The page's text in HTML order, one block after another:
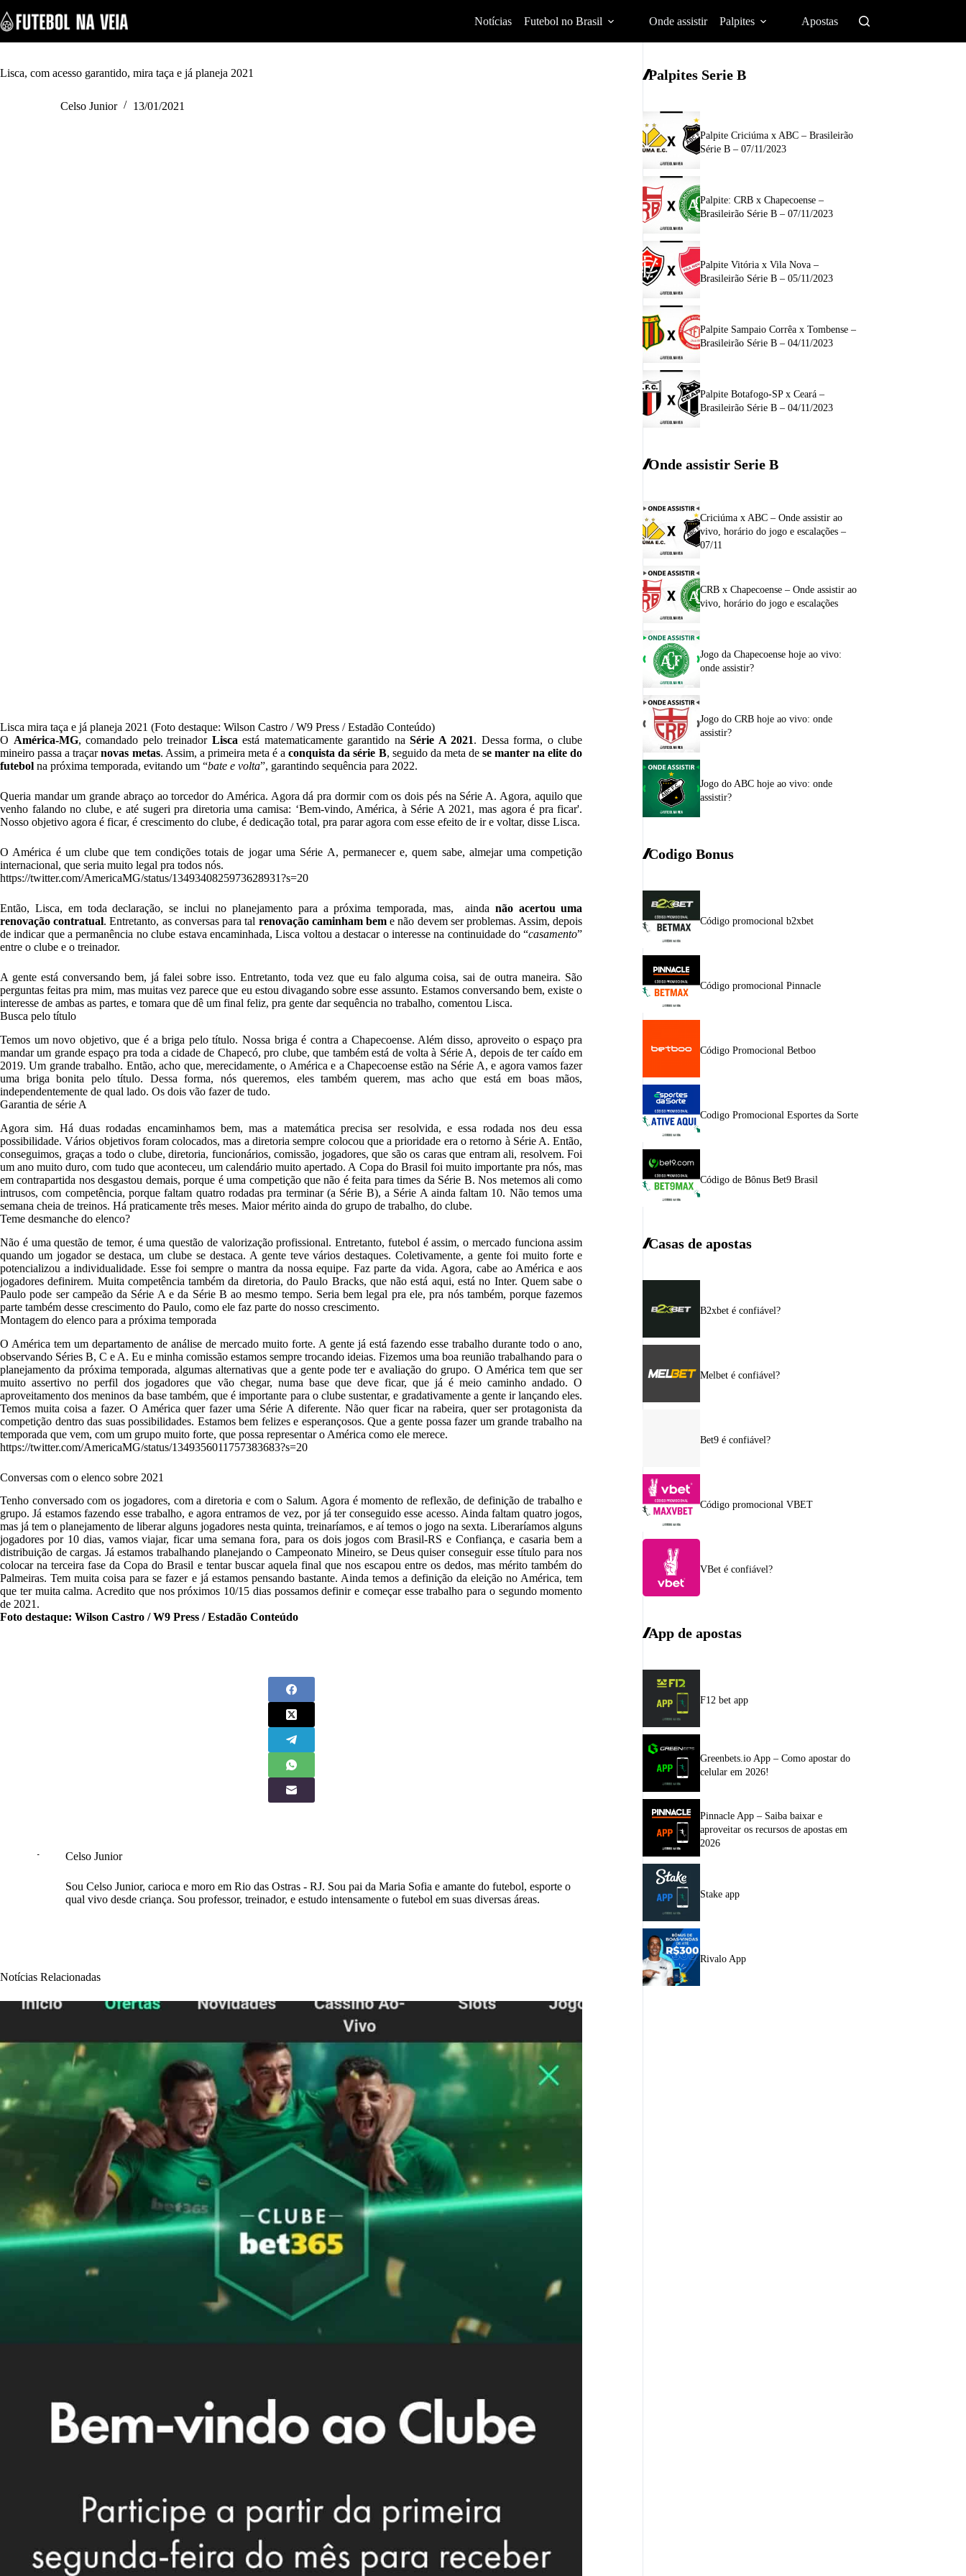
k
i
p
o
Notícias Futebol no Brasil Onde assistir Palpites Apostas
Lisca, com acesso garantido, mira taça e já planeja 2021
Celso Junior 13/01/2021
Lisca mira taça e já planeja 2021 (Foto destaque: Wilson Castro / W9 Press / Estadão Conteúdo)
O América-MG, comandado pelo treinador Liscaestá matematicamente garantido naSérie A 2021. Dessa forma, o clube
mineiro passa a traçarnovas metas. Assim, a primeira meta é aconquista dasérie B, seguido da meta dese manter na elite do
futebol na próxima temporada, evitando um “bate e volta”, garantindo sequência para 2022.
Queria mandar um grande abraço ao torcedor do América. Agora dá pra dormir com os dois pés na Série A. Agora, aquilo que
venho falando no clube, e até sugeri pra diretoria uma camisa: ‘Bem-vindo, América, à Série A 2021, mas agora é pra ficar'.
Nosso objetivo agora é ficar, é crescimento do clube, é dedicação total, pra parar agora com esse efeito de ir e voltar, disse Lisca.
O América é um clube que tem condições totais de jogar uma Série A, permanecer e, quem sabe, almejar uma competição
internacional, que seria muito legal pra todos nós.
https://twitter.com/AmericaMG/status/1349340825973628931?s=20
Então, Lisca, em toda declaração, se inclui no planejamento para a próxima temporada, mas, ainda não acertou uma
renovação contratual. Entretanto, as conversas para tal renovação caminham beme não devem ser problemas. Assim, depois
de indicar que a permanência no clube estava encaminhada, Lisca voltou a destacar o interesse na continuidade do “casamento”
entre o clube e o treinador.
A gente está conversando bem, já falei sobre isso. Entretanto, toda vez que eu falo alguma coisa, sai de outra maneira. São
perguntas feitas pra mim, mas muitas vez parece que eu estou divagando sobre esse assunto. Estamos conversando bem, existe o
interesse de ambas as partes, e tomara que dê um final feliz, pra gente dar sequência no trabalho, comentou Lisca.
Busca pelo título
Temos um novo objetivo, que é a briga pelo título. Nossa briga é contra a Chapecoense. Além disso, aproveito o espaço pra
mandar um grande espaço pra toda a cidade de Chapecó, pro clube, que também está de volta à Série A, depois de ter caído em
2019. Um grande trabalho. Então, acho que, merecidamente, o América e a Chapecoense estão na Série A, e agora vamos fazer
uma briga bonita pelo título. Dessa forma, nós queremos, eles também querem, mas acho que está em boas mãos,
independentemente de qual lado. Os dois vão fazer de tudo.
Garantia de série A
Agora sim. Há duas rodadas encaminhamos bem, mas a matemática precisa ser resolvida, e essa rodada nos deu essa
possibilidade. Vários objetivos foram colocados, mas a diretoria sempre colocou que a prioridade era o retorno à Série A. Então,
conseguimos, graças a todo o clube, diretoria, funcionários, comissão, jogadores, que são os caras que entram ali, resolvem. Foi
um ano muito duro, com tudo que aconteceu, um calendário muito apertado. A Copa do Brasil foi muito importante pra nós, mas
em contrapartida nos desgastou demais, porque é uma competição que não é feita para times da Série B. Nos metemos ali como
intrusos, com competência, porque faltam quatro rodadas pra terminar (a Série B), a Série A ainda faltam 10. Não temos uma
semana cheia de treinos. Há praticamente três meses. Maior mérito ainda do grupo de trabalho, do clube.
Teme desmanche do elenco?
Não é uma questão de temor, é uma questão de valorização profissional. Entretanto, futebol é assim, o mercado funciona assim
quando um jogador se destaca, um clube se destaca. A gente teve vários destaques. Coletivamente, a gente foi muito forte e
potencializou a individualidade. Esse foi sempre o mantra da nossa equipe. Faz parte da vida. Agora, cabe ao América e aos
jogadores definirem. Muita competência também da diretoria, do Paulo Bracks, que não está aqui, está no Inter. Quem sabe o
Paulo pode ser campeão da Série A e da Série B ao mesmo tempo. Seria bem legal pra ele, pra nós também, porque fazemos
parte também desse crescimento do Paulo, como ele faz parte do nosso crescimento.
Montagem do elenco para a próxima temporada
O América tem um departamento de análise de mercado muito forte. A gente já está fazendo esse trabalho durante todo o ano,
observando Séries B, C e A. Eu e minha comissão estamos sempre trocando ideias. Fizemos uma boa reunião trabalhando para o
planejamento da próxima temporada, algumas alternativas que a gente pode ter e avaliação do grupo. O América tem que ser
muito assertivo no perfil dos jogadores que vão chegar, numa base que deve ficar, que já é meio caminho andado. O
aproveitamento dos meninos da base também, que é importante para o clube sustentar, e gradativamente a gente ir lançando eles.
Temos muita coisa a fazer. O América quer fazer uma Série A diferente. Não quer ficar na rabeira, quer ser protagonista da
competição dentro das suas possibilidades. Estamos bem felizes e esperançosos. Que a gente possa fazer um grande trabalho na
temporada que vem, com um grupo muito forte, que possa representar o América como ele merece.
https://twitter.com/AmericaMG/status/1349356011757383683?s=20
Conversas com o elenco sobre 2021
Tenho conversado com os jogadores, com a diretoria e com o Salum. Agora é momento de reflexão, de definição de trabalho e
grupo. Já estamos fazendo esse trabalho, e agora entramos de vez, por já ter conseguido esse acesso. Ainda faltam quatro jogos,
mas já tem o planejamento de liberar alguns jogadores nesta quinta, treinaríamos, e aí temos o jogo na sexta. Liberaríamos alguns
jogadores por 10 dias, vamos viajar, ficar uma semana fora, para os dois jogos com Brasil-RS e Confiança, e casaria bem a
distribuição de cargas. Já estamos trabalhando planejando o Campeonato Mineiro, se Deus quiser conseguir esse título para nos
colocar na terceira fase da Copa do Brasil e tentar buscar aquela final que nos escapou entre os dedos, mas mérito também do
Palmeiras. Tem muita coisa para se fazer e já estamos pensando bastante. Ainda temos a definição da eleição no América, tem
que ter muita calma. Acredito que nos próximos 10/15 dias possamos definir e começar esse trabalho para o segundo momento
de 2021.
Foto destaque: Wilson Castro / W9 Press / Estadão Conteúdo
Celso Junior
Sou Celso Junior, carioca e moro em Rio das Ostras - RJ. Sou pai da Maria Sofia e amante do futebol, esporte o
qual vivo desde criança. Sou professor, treinador, e estudo intensamente o futebol em suas diversas áreas.
Notícias Relacionadas
Palpites Serie B
Palpite Criciúma x ABC – Brasileirão
Série B – 07/11/2023
Palpite: CRB x Chapecoense –
Brasileirão Série B – 07/11/2023
Palpite Vitória x Vila Nova –
Brasileirão Série B – 05/11/2023
Palpite Sampaio Corrêa x Tombense –
Brasileirão Série B – 04/11/2023
Palpite Botafogo-SP x Ceará –
Brasileirão Série B – 04/11/2023
Onde assistir Serie B
Criciúma x ABC – Onde assistir ao
vivo, horário do jogo e escalações –
07/11
CRB x Chapecoense – Onde assistir ao
vivo, horário do jogo e escalações
Jogo da Chapecoense hoje ao vivo:
onde assistir?
Jogo do CRB hoje ao vivo: onde
assistir?
Jogo do ABC hoje ao vivo: onde
assistir?
Codigo Bonus
Código promocional b2xbet
Código promocional Pinnacle
Código Promocional Betboo
Codigo Promocional Esportes da Sorte
Código de Bônus Bet9 Brasil
Casas de apostas
B2xbet é confiável?
Melbet é confiável?
Bet9 é confiável?
Código promocional VBET
VBet é confiável?
App de apostas
F12 bet app
Greenbets.io App – Como apostar do
celular em 2026!
Pinnacle App – Saiba baixar e
aproveitar os recursos de apostas em
2026
Stake app
Rivalo App